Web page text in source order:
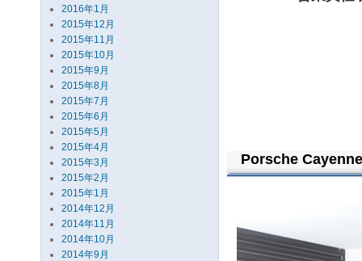
2016年1月
2015年12月
2015年11月
2015年10月
2015年9月
2015年8月
2015年7月
2015年6月
2015年5月
2015年4月
2015年3月
2015年2月
2015年1月
2014年12月
2014年11月
2014年10月
2014年9月
Porsche